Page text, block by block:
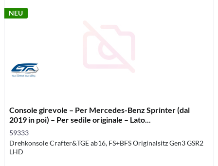
NEU
Console girevole – Per Mercedes-Benz Sprinter (dal
2019 in poi) – Per sedile originale – Lato...
59333
Drehkonsole Crafter&TGE ab16, FS+BFS Originalsitz Gen3 GSR2
LHD